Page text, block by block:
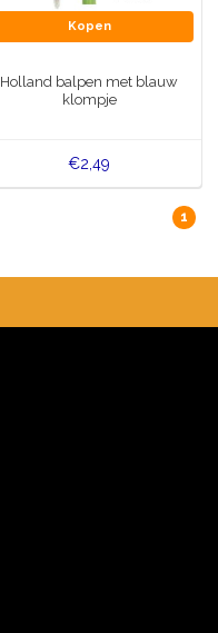
Kopen
Holland balpen met blauw
klompje
€2,49
1